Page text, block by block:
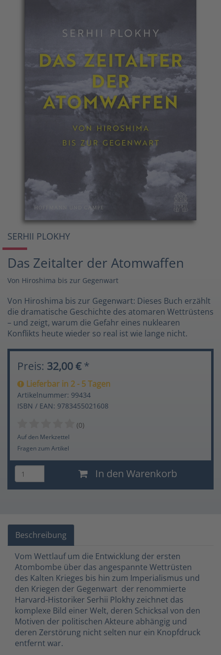
SERHII PLOKHY
Das Zeitalter der Atomwaffen
Von Hiroshima bis zur Gegenwart
Von Hiroshima bis zur Gegenwart: Dieses Buch erzählt
die dramatische Geschichte des atomaren Wettrüstens
– und zeigt, warum die Gefahr eines nuklearen
Konflikts heute wieder so real ist wie lange nicht.
Preis: 32,00 € *
Lieferbar in 2 - 5 Tagen
Artikelnummer: 99434
ISBN / EAN: 9783455021608
(0)
Auf den Merkzettel
Fragen zum Artikel
In den Warenkorb
Beschreibung
Vom Wettlauf um die Entwicklung der ersten
Atombombe über das angespannte Wettrüsten
des Kalten Krieges bis hin zum Imperialismus und
den Kriegen der Gegenwart  der renommierte
Harvard-Historiker Serhii Plokhy zeichnet das
komplexe Bild einer Welt, deren Schicksal von den
Motiven der politischen Akteure abhängig und
deren Zerstörung nicht selten nur ein Knopfdruck
entfernt war.